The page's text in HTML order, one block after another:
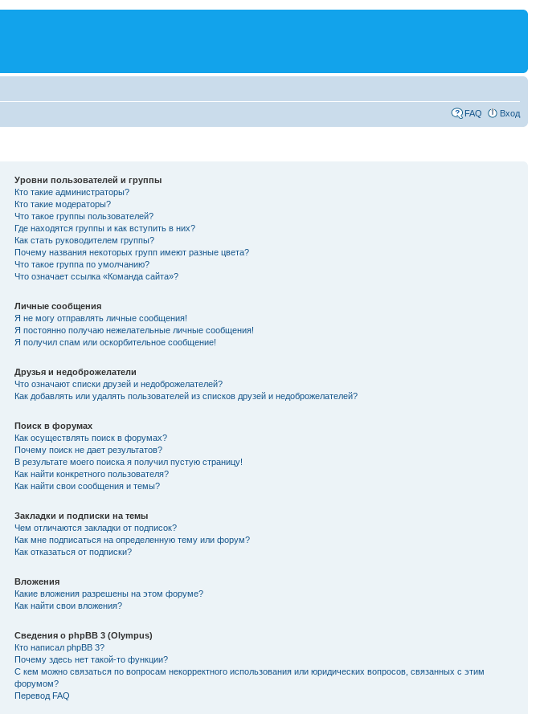
FAQ Вход
Уровни пользователей и группы
Кто такие администраторы?
Кто такие модераторы?
Что такое группы пользователей?
Где находятся группы и как вступить в них?
Как стать руководителем группы?
Почему названия некоторых групп имеют разные цвета?
Что такое группа по умолчанию?
Что означает ссылка «Команда сайта»?
Личные сообщения
Я не могу отправлять личные сообщения!
Я постоянно получаю нежелательные личные сообщения!
Я получил спам или оскорбительное сообщение!
Друзья и недоброжелатели
Что означают списки друзей и недоброжелателей?
Как добавлять или удалять пользователей из списков друзей и недоброжелателей?
Поиск в форумах
Как осуществлять поиск в форумах?
Почему поиск не дает результатов?
В результате моего поиска я получил пустую страницу!
Как найти конкретного пользователя?
Как найти свои сообщения и темы?
Закладки и подписки на темы
Чем отличаются закладки от подписок?
Как мне подписаться на определенную тему или форум?
Как отказаться от подписки?
Вложения
Какие вложения разрешены на этом форуме?
Как найти свои вложения?
Сведения о phpBB 3 (Olympus)
Кто написал phpBB 3?
Почему здесь нет такой-то функции?
С кем можно связаться по вопросам некорректного использования или юридических вопросов, связанных с этим
форумом?
Перевод FAQ